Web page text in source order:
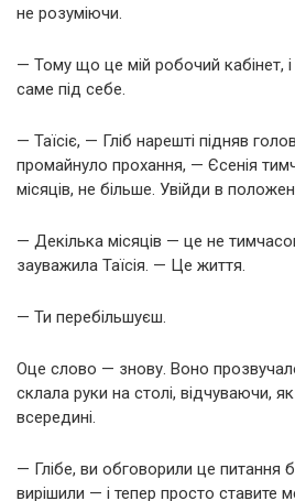
не розуміючи.
— Тому що це мій робочий кабінет,
саме під себе.
— Таїсіє, — Гліб нарешті підняв
промайнуло прохання, — Єсенія
місяців, не більше. Увійди в
— Декілька місяців — це не
зауважила Таїсія. — Це життя.
— Ти перебільшуєш.
Оце слово — знову. Воно
склала руки на столі, відчуваючи,
всередині.
— Глібе, ви обговорили це питання
вирішили — і тепер просто ставите